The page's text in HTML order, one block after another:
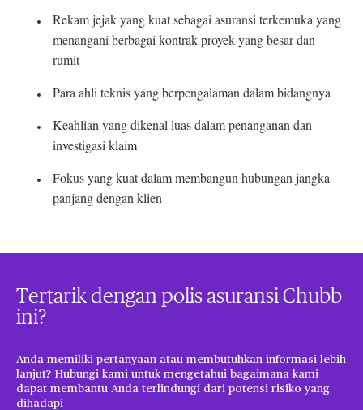
Rekam jejak yang kuat sebagai asuransi terkemuka yang
menangani berbagai kontrak proyek yang besar dan
rumit
Para ahli teknis yang berpengalaman dalam bidangnya
Keahlian yang dikenal luas dalam penanganan dan
investigasi klaim
Fokus yang kuat dalam membangun hubungan jangka
panjang dengan klien
Tertarik dengan polis asuransi Chubb
ini?
Anda memiliki pertanyaan atau membutuhkan informasi lebih
lanjut? Hubungi kami untuk mengetahui bagaimana kami
dapat membantu Anda terlindungi dari potensi risiko yang
dihadapi